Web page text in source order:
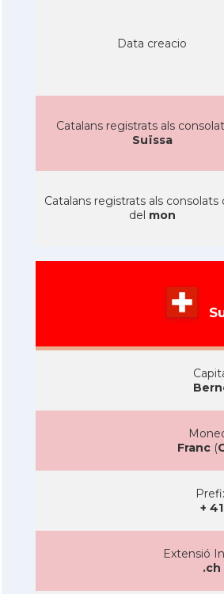
Data creacio
Catalans registrats als
Suïssa
Catalans registrats als consolats
del mon
Franc (
+ 41
Extensió
.ch